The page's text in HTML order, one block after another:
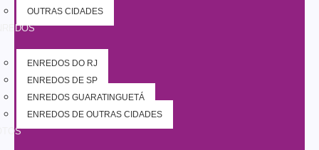
OUTRAS CIDADES
ENREDOS DO RJ
ENREDOS DE SP
ENREDOS GUARATINGUETÁ
ENREDOS DE OUTRAS CIDADES